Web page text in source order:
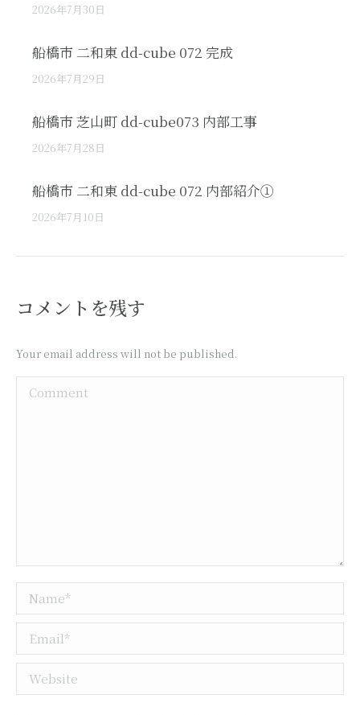
2026年7月30日
船橋市 二和東 dd-cube 072 完成
2026年7月29日
船橋市 芝山町 dd-cube073 内部工事
2026年7月28日
船橋市 二和東 dd-cube 072 内部紹介①
2026年7月10日
コメントを残す
Your email address will not be published.
Comment
Name *
Email *
Website